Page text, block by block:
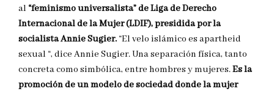
al “feminismo universalista” de Liga de Derecho
Internacional de la Mujer (LDIF), presidida por la
socialista Annie Sugier. “El velo islámico es apartheid
sexual “, dice Annie Sugier. Una separación física, tanto
concreta como simbólica, entre hombres y mujeres.Es la
promoción de un modelo de sociedad donde la mujer